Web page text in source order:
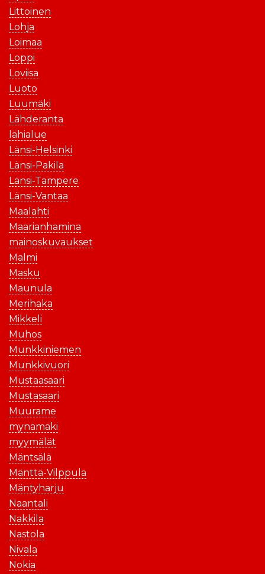
Littoinen
Lohja
Loimaa
Loppi
Loviisa
Luoto
Luumäki
Lähderanta
lähialue
Länsi-Helsinki
Länsi-Pakila
Länsi-Tampere
Länsi-Vantaa
Maalahti
Maarianhamina
mainoskuvaukset
Malmi
Masku
Maunula
Merihaka
Mikkeli
Muhos
Munkkiniemen
Munkkivuori
Mustaasaari
Mustasaari
Muurame
mynämäki
myymälät
Mäntsälä
Mänttä-Vilppula
Mäntyharju
Naantali
Nakkila
Nastola
Nivala
Nokia